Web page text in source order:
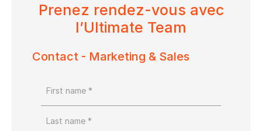
Prenez rendez-vous avec
l’Ultimate Team
Contact - Marketing & Sales